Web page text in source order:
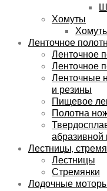
Хомуты
Ленточное
Ленточное
Ленточное
Ленточные
и резины
Пищевое
Полотна
абразивной
Лестницы,
Лестницы
Стремянки
Лодочные